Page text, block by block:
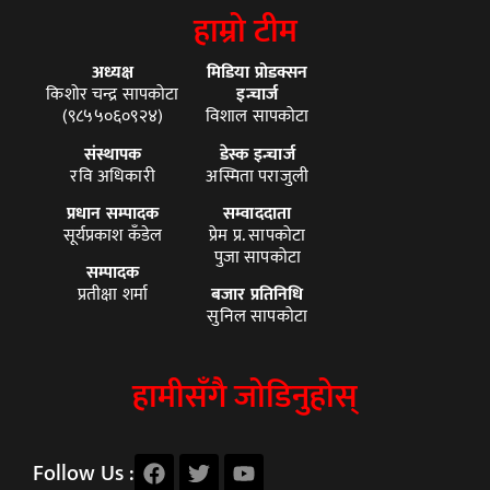
हाम्रो टीम
अध्यक्ष
किशोर चन्द्र सापकोटा
(९८५५०६०९२४)
संस्थापक
रवि अधिकारी
प्रधान सम्पादक
सूर्यप्रकाश कँडेल
सम्पादक
प्रतीक्षा शर्मा
मिडिया प्रोडक्सन
इन्चार्ज
विशाल सापकोटा
डेस्क इन्चार्ज
अस्मिता पराजुली
सम्वाददाता
प्रेम प्र. सापकोटा
पुजा सापकोटा
बजार प्रतिनिधि
सुनिल सापकोटा
हामीसँगै जोडिनुहोस्
Follow Us :